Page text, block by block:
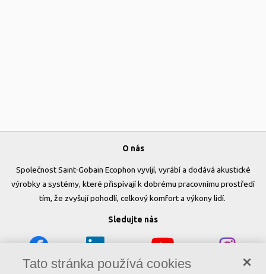
O nás
Společnost Saint-Gobain Ecophon vyvíjí, vyrábí a dodává akustické
výrobky a systémy, které přispívají k dobrému pracovnímu prostředí
tím, že zvyšují pohodlí, celkový komfort a výkony lidí.
Sledujte nás
Tato stránka používá cookies